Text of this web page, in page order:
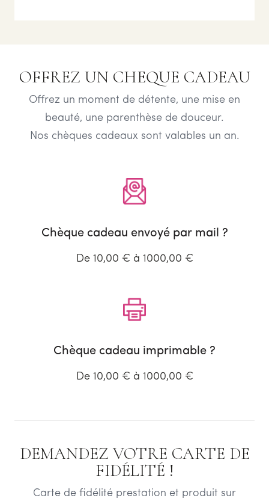
OFFREZ UN CHEQUE CADEAU
Offrez un moment de détente, une mise en
beauté, une parenthèse de douceur.
Nos chèques cadeaux sont valables un an.
Chèque cadeau envoyé par mail ?
De 10,00 € à 1000,00 €
Chèque cadeau imprimable ?
De 10,00 € à 1000,00 €
DEMANDEZ VOTRE CARTE DE
FIDÉLITÉ !
Carte de fidélité prestation et produit sur